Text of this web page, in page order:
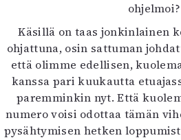
Lehdet
4/2026
2–3/2026
1/2026
6/2025
5/2025
5/2025
ohjelmoi?
Käsillä on taas jonkinlainen
ohjattuna, osin sattuman
että olimme edellisen,
kanssa pari kuukautta
paremminkin nyt. Että
numero voisi odottaa tämän
pysähtymisen hetken